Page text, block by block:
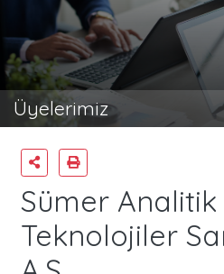
Üyelerimiz
Sümer
Teknolojiler